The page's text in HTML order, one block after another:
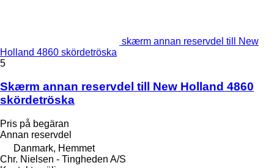
skærm annan reservdel till New
Holland 4860 skördetröska
5
Skærm annan reservdel till New Holland 4860
skördetröska
Pris på begäran
Annan reservdel
Danmark, Hemmet
Chr. Nielsen - Tingheden A/S